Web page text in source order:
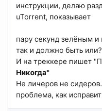
инструкции, делаю
uTorrent, показывает
пару секунд зелёным и
так и должно быть или?
И на треккере пишет
Никогда"
Не личеров не
проблема, как